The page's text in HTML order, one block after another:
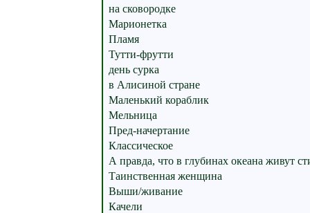
на сковородке
Марионетка
Пламя
Тутти-фрутти
день сурка
в Алисиной стране
Маленький кораблик
Мельница
Пред-начертание
Классическое
А правда, что в глубинах океана живут
Таинственная женщина
Выши/живание
Качели